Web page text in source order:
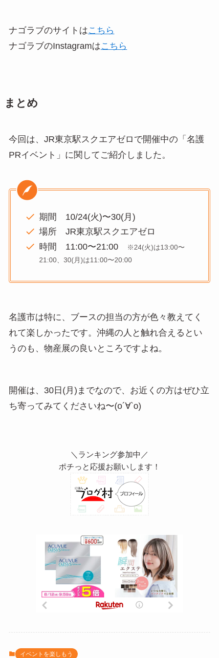
ナゴラブのサイトはこちら
ナゴラブのInstagramはこちら
まとめ
今回は、JR東京駅スクエアゼロで開催中の「名護
PRイベント」に関してご紹介しました。
期間 10/24(火)〜30(月)
場所 JR東京駅スクエアゼロ
時間 11:00〜21:00
※24(火)は13:00〜
21:00、30(月)は11:00〜20:00
名護市は特に、ブースの担当の方が色々教えてく
れて楽しかったです。沖縄の人と触れ合えるとい
うのも、物産展の良いところですよね。
開催は、30日(月)までなので、お近くの方はぜひ立
ち寄ってみてくださいね〜(о´∀`о)
＼ランキング参加中／
ポチっと応援お願いします！
イベントを楽しもう